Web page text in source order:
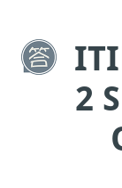
2